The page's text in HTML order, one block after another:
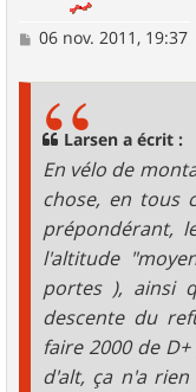
M
06 nov. 2011, 19:37
Larsen a écrit :
En vélo de
chose, en tous
prépondérant,
l'altitude
portes ), ainsi
descente du
faire 2000 de
d'alt, ça n'a rien